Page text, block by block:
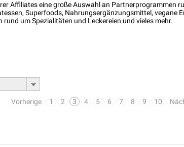
Affiliates eine große Auswahl an Partnerprogrammen
Superfoods, Nahrungsergänzungsmittel, vegane
um Spezialitäten und Leckereien und vieles mehr.
Vorherige 1 2 3 4 5 6 7 8 9 10